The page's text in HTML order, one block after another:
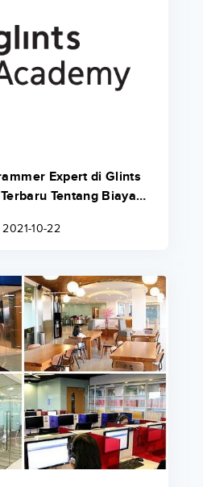
Expert di Glints
Tentang Biaya
2021-10-22